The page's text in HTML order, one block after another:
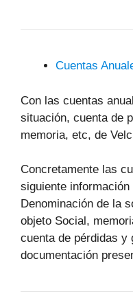
Cuentas
Con las cuentas
situación, cuenta de
memoria, etc, de
Concretamente las
siguiente
Denominación de la
objeto Social,
cuenta de pérdidas y
documentación